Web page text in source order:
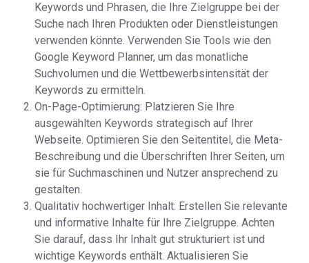
Keywords und Phrasen, die Ihre Zielgruppe bei der
Suche nach Ihren Produkten oder Dienstleistungen
verwenden könnte. Verwenden Sie Tools wie den
Google Keyword Planner, um das monatliche
Suchvolumen und die Wettbewerbsintensität der
Keywords zu ermitteln.
On-Page-Optimierung: Platzieren Sie Ihre
ausgewählten Keywords strategisch auf Ihrer
Webseite. Optimieren Sie den Seitentitel, die Meta-
Beschreibung und die Überschriften Ihrer Seiten, um
sie für Suchmaschinen und Nutzer ansprechend zu
gestalten.
Qualitativ hochwertiger Inhalt: Erstellen Sie relevante
und informative Inhalte für Ihre Zielgruppe. Achten
Sie darauf, dass Ihr Inhalt gut strukturiert ist und
wichtige Keywords enthält. Aktualisieren Sie